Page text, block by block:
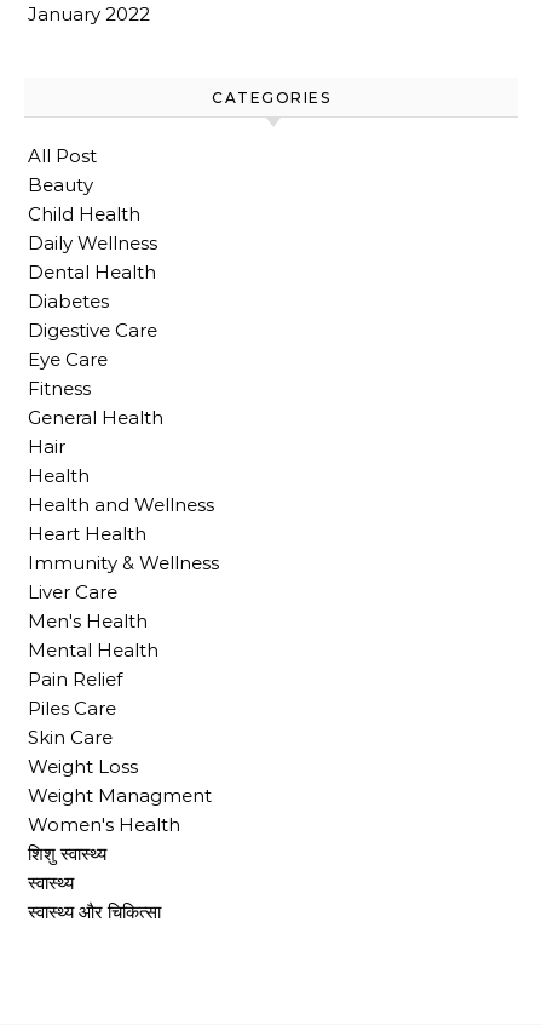
January 2022
CATEGORIES
All Post
Beauty
Child Health
Daily Wellness
Dental Health
Diabetes
Digestive Care
Eye Care
Fitness
General Health
Hair
Health
Health and Wellness
Heart Health
Immunity & Wellness
Liver Care
Men's Health
Mental Health
Pain Relief
Piles Care
Skin Care
Weight Loss
Weight Managment
Women's Health
शिशु स्वास्थ्य
स्वास्थ्य
स्वास्थ्य और चिकित्सा